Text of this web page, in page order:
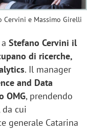
Cervini e Massimo Girelli
Stefano Cervini il
di ricerche,
. Il manager
and Data
OMG, prendendo
da cui
generale Catarina